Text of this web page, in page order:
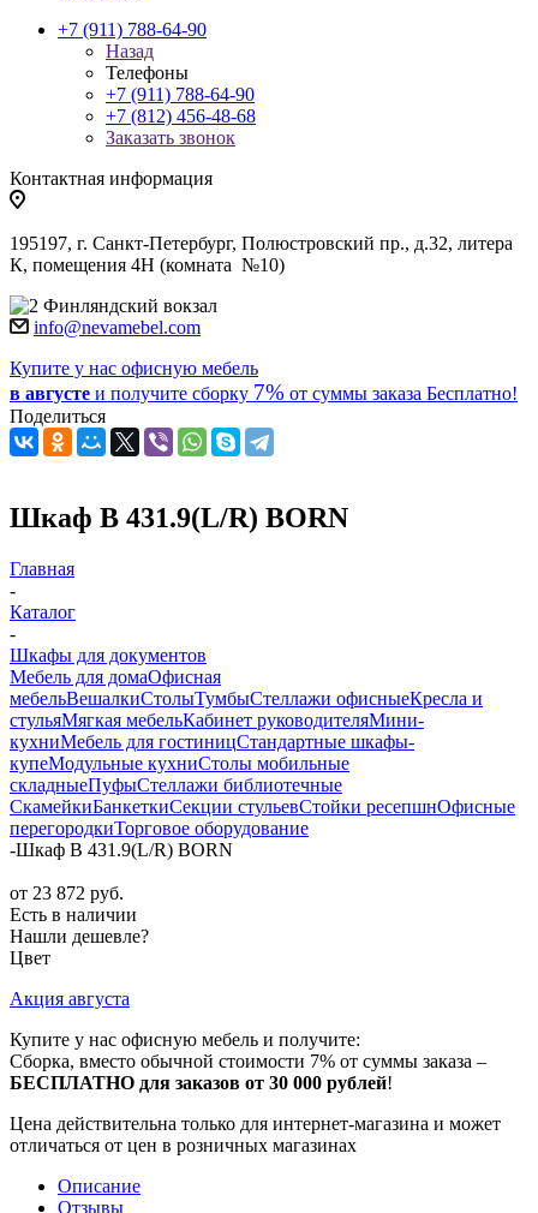
+7 (911) 788-64-90
Назад
Телефоны
+7 (911) 788-64-90
+7 (812) 456-48-68
Заказать звонок
Контактная информация
195197, г. Санкт-Петербург, Полюстровский пр., д.32, литера
К, помещения 4Н (комната №10)
Финляндский вокзал
info@nevamebel.com
Купите у нас офисную мебель
в августе и получите сборку 7% от суммы заказа Бесплатно!
Поделиться
Шкаф B 431.9(L/R) BORN
Главная
-
Каталог
-
Шкафы для документов
Мебель для домаОфисная
мебельВешалкиСтолыТумбыСтеллажи офисныеКресла и
стульяМягкая мебельКабинет руководителяМини-
кухниМебель для гостиницСтандартные шкафы-
купеМодульные кухниСтолы мобильные
складныеПуфыСтеллажи библиотечные
СкамейкиБанкеткиСекции стульевСтойки ресепшнОфисные
перегородкиТорговое оборудование
-Шкаф B 431.9(L/R) BORN
от 23 872 руб.
Есть в наличии
Нашли дешевле?
Цвет
Акция августа
Купите у нас офисную мебель и получите:
Сборка, вместо обычной стоимости 7% от суммы заказа –
БЕСПЛАТНО для заказов от 30 000 рублей!
Цена действительна только для интернет-магазина и может
отличаться от цен в розничных магазинах
Описание
Отзывы